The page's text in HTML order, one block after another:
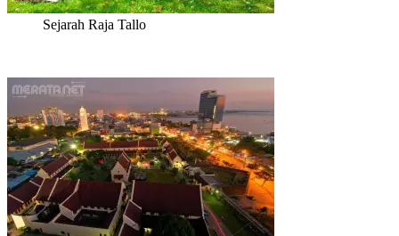
Sejarah Raja Tallo